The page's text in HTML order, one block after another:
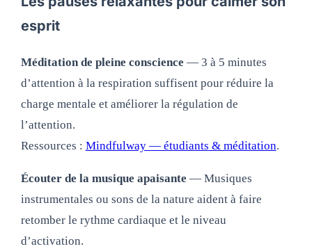
esprit
Méditation de pleine conscience — 3 à 5 minutes
d’attention à la respiration suffisent pour réduire la
charge mentale et améliorer la régulation de
l’attention.
Ressources : Mindfulway — étudiants & méditation.
Écouter de la musique apaisante — Musiques
instrumentales ou sons de la nature aident à faire
retomber le rythme cardiaque et le niveau
d’activation.